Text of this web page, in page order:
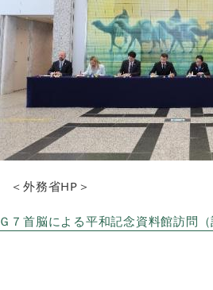
＜外務省HP＞
Ｇ７首脳による平和記念資料館訪